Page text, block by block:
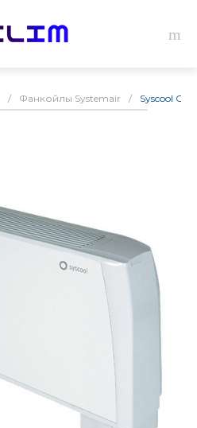
/ Фанкойлы Systemair / Syscool